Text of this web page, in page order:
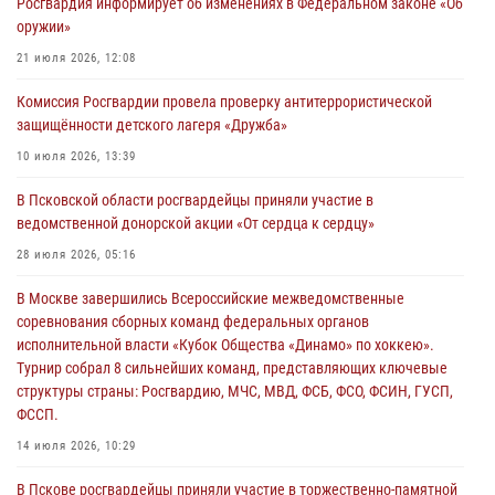
В региональном Управление Росгвардии состоялся единый день
государственно-правового информирования
Генерал-полковник Юрий Аверин выступил на Всероссийском
молодёжном образовательном форуме «Территория смыслов»
21 единицу оружия изъяли Псковские росгвардейцы за неделю
03 августа 2026, 14:10
Росгвардейцы принимают участие в обеспечении общественной
безопасности во время празднования Дня ВДВ
оружии»
21 июля 2026, 12:08
Комиссия Росгвардии провела проверку антитеррористической
защищённости детского лагеря «Дружба»
10 июля 2026, 13:39
В Псковской области росгвардейцы приняли участие в
ведомственной донорской акции «От сердца к сердцу»
28 июля 2026, 05:16
В Москве завершились Всероссийские межведомственные
соревнования сборных команд федеральных органов
исполнительной власти «Кубок Общества «Динамо» по хоккею».
Турнир собрал 8 сильнейших команд, представляющих ключевые
структуры страны: Росгвардию, МЧС, МВД, ФСБ, ФСО, ФСИН, ГУСП,
ФССП.
14 июля 2026, 10:29
В Пскове росгвардейцы приняли участие в торжественно-памятной